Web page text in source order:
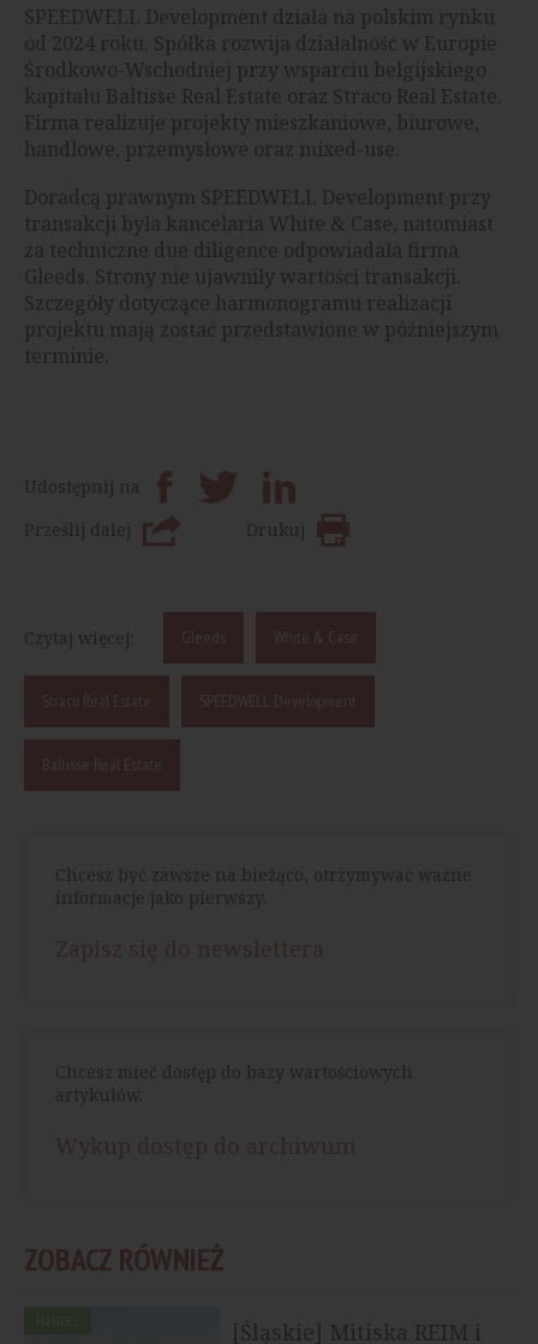
SPEEDWELL Development działa na polskim rynku
od 2024 roku. Spółka rozwija działalność w Europie
Środkowo-Wschodniej przy wsparciu belgijskiego
kapitału Baltisse Real Estate oraz Straco Real Estate.
Firma realizuje projekty mieszkaniowe, biurowe,
handlowe, przemysłowe oraz mixed-use.
Doradcą prawnym SPEEDWELL Development przy
transakcji była kancelaria White & Case, natomiast
za techniczne due diligence odpowiadała firma
Gleeds. Strony nie ujawniły wartości transakcji.
Szczegóły dotyczące harmonogramu realizacji
projektu mają zostać przedstawione w późniejszym
terminie.
Udostępnij na
Prześlij dalej
Drukuj
Czytaj więcej: Gleeds White & Case
Straco Real Estate SPEEDWELL Development
Baltisse Real Estate
Chcesz być zawsze na bieżąco, otrzymywać ważne
informacje jako pierwszy.
Chcesz mieć dostęp do bazy wartościowych
artykułów.
ZOBACZ RÓWNIEŻ
[Śląskie] Mitiska REIM i